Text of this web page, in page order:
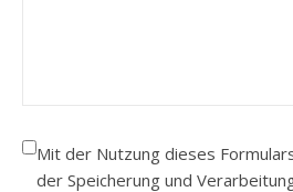
Mit der Nutzung dieses
der Speicherung und